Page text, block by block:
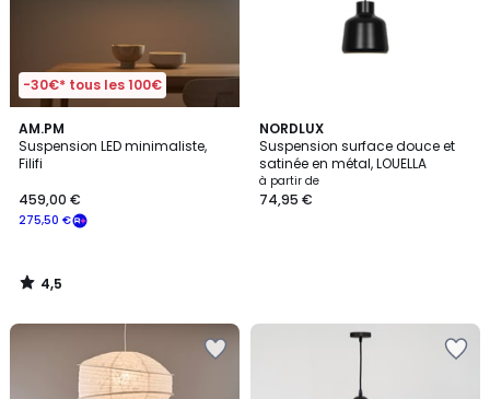
-30€* tous les 100€
AM.PM
Suspension LED minimaliste,
Filifi
275,50 €
459,00 €
4,5
/ 5
4,5
/
NORDLUX
Suspension surface douce et
satinée en métal, LOUELLA
à partir de
74,95 €